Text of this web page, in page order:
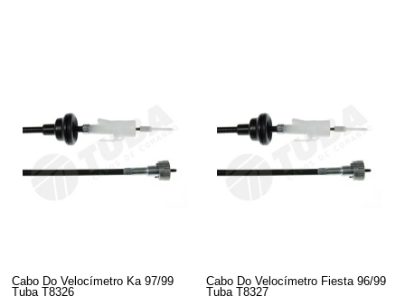
Cabo Do Velocímetro Ka 97/99
Tuba T8326
Cabo Do Velocímetro Fiesta 96/99
Tuba T8327